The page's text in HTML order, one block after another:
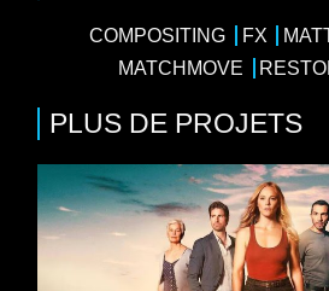
COMPOSITING FX
MATCHMOVE
PLUS DE PROJETS